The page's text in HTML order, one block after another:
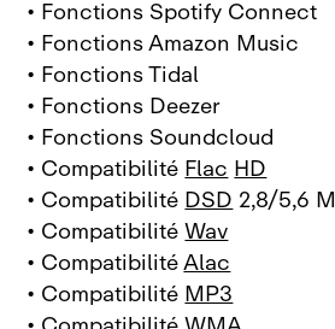
• Fonctions Spotify Connect
• Fonctions Amazon Music
• Fonctions Tidal
• Fonctions Deezer
• Fonctions Soundcloud
• CompatibilitéFlacHD
• CompatibilitéDSD2,8/5,6
• CompatibilitéWav
• CompatibilitéAlac
• CompatibilitéMP3